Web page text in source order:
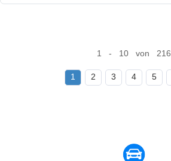
1 - 10 von 216
1 2 3 4 5